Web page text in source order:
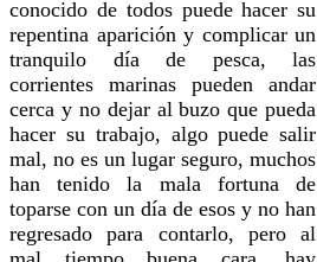
conocido de todos puede hacer su
repentina aparición y complicar un
tranquilo día de pesca, las
corrientes marinas pueden andar
cerca y no dejar al buzo que pueda
hacer su trabajo, algo puede salir
mal, no es un lugar seguro, muchos
han tenido la mala fortuna de
toparse con un día de esos y no han
regresado para contarlo, pero al